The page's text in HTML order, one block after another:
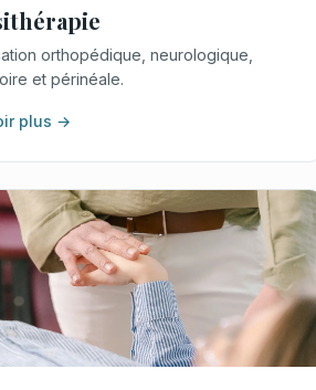
orthopédique, neurologique,
et périnéale.
plus →